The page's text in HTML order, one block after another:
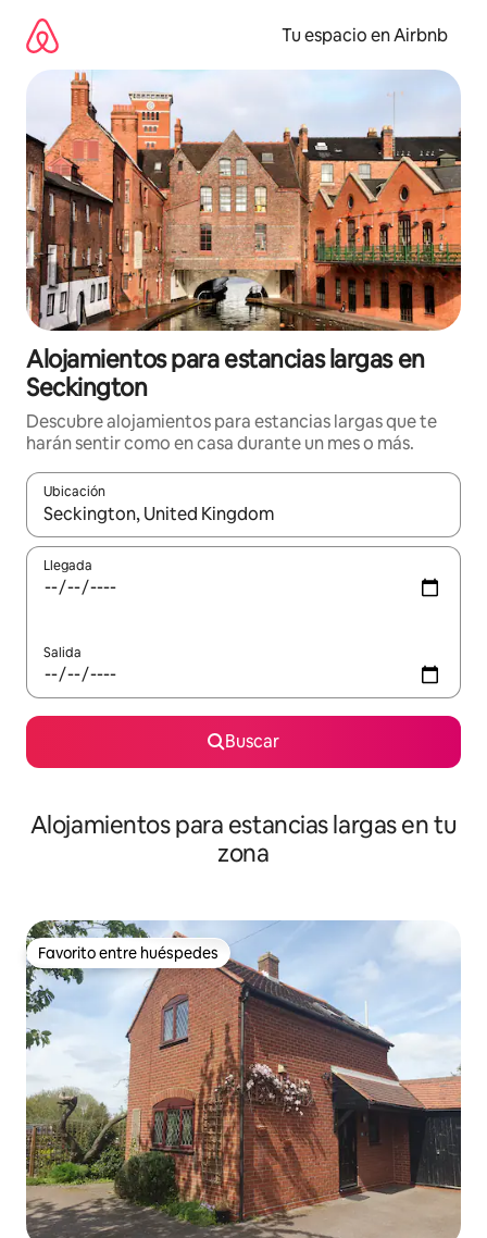
contenido
Tu espacio en Airbnb
Alojamientos para estancias largas en
Seckington
Descubre alojamientos para estancias largas que te
harán sentir como en casa durante un mes o más.
Ubicación
Cuando los resultados estén disponibles, podrás navegar
Llegada
Salida
Buscar
Alojamientos para estancias largas en tu
zona
Favorito entre huéspedes
Favorito entre huéspedes